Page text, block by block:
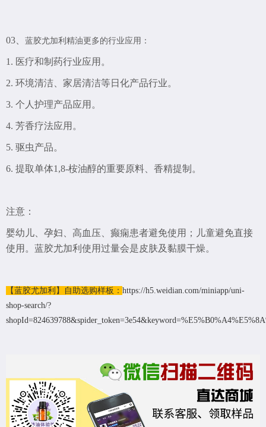
03、 蓝胶尤加利精油更多的行业应用：
1. 医疗和制药行业应用。
2. 环境清洁、家居清洁等日化产品行业。
3. 个人护理产品应用。
4. 芳香疗法应用。
5. 驱虫产品。
6. 提取单体1,8-桉油醇的重要原料、香精提制。
注意：
婴幼儿、孕妇、高血压、癫痫患者避免使用；儿童避免直接
使用。蓝胶尤加利使用过量会是皮肤及黏膜干燥。
【蓝胶尤加利】自助选购样板： https://h5.weidian.com/miniapp/uni-
shop-search/?